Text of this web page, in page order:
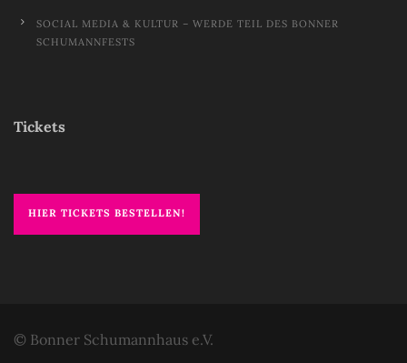
SOCIAL MEDIA & KULTUR – WERDE TEIL DES BONNER
SCHUMANNFESTS
Tickets
HIER TICKETS BESTELLEN!
© Bonner Schumannhaus e.V.